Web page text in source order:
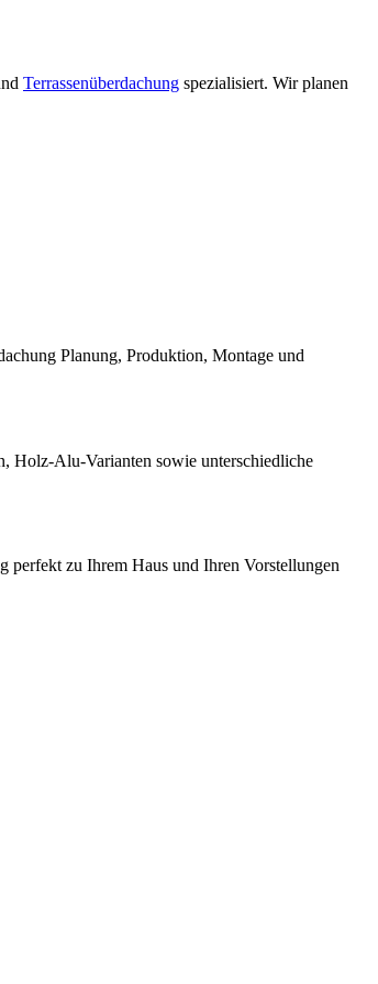
Terrassenüberdachung spezialisiert. Wir planen
Planung, Produktion, Montage und
Holz-Alu-Varianten sowie unterschiedliche
perfekt zu Ihrem Haus und Ihren Vorstellungen